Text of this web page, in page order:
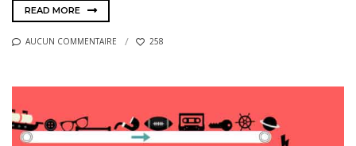
READ MORE
AUCUN COMMENTAIRE 258